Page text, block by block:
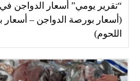
“تقرير يومي” أسعار الدواجن
(أسعار بورصة الدواجن – أسعار
اللحوم)